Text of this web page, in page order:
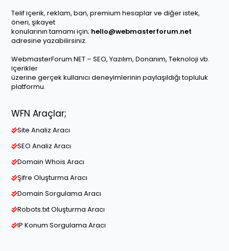
Telif içerik, reklam, ban, premium hesaplar ve diğer istek,
öneri, şikayet
konularının tamamı için; hello@webmasterforum.net
adresine yazabilirsiniz.
WebmasterForum.NET – SEO, Yazılım, Donanım, Teknoloji vb.
içerikler
üzerine gerçek kullanıcı deneyimlerinin paylaşıldığı topluluk
platformu.
WFN Araçlar;
Site Analiz Aracı
SEO Analiz Aracı
Domain Whois Aracı
Şifre Oluşturma Aracı
Domain Sorgulama Aracı
Robots.txt Oluşturma Aracı
IP Konum Sorgulama Aracı